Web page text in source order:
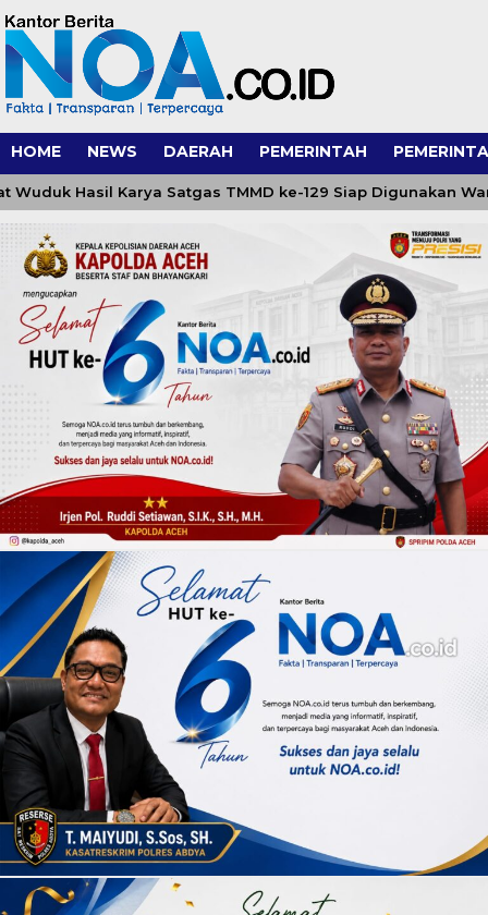
HOME NEWS DAERAH PEMERINTAH
Hasil Karya Satgas TMMD ke-129 Siap Digunakan Warga